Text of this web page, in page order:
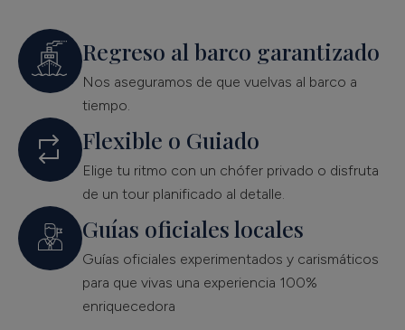
Regreso al barco garantizado
Nos aseguramos de que vuelvas al barco a
tiempo.
Flexible o Guiado
Elige tu ritmo con un chófer privado o disfruta
de un tour planificado al detalle.
Guías oficiales locales
Guías oficiales experimentados y carismáticos
para que vivas una experiencia 100%
enriquecedora